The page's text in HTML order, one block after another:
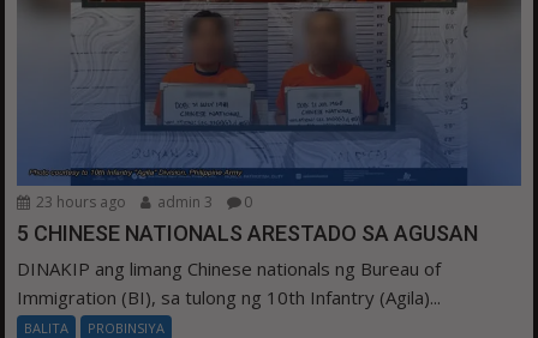
23 hours ago admin 3 0
5 CHINESE NATIONALS ARESTADO SA AGUSAN
DINAKIP ang limang Chinese nationals ng Bureau of
Immigration (BI), sa tulong ng 10th Infantry (Agila)...
BALITA PROBINSIYA